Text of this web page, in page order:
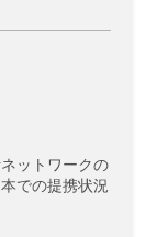
ットワークの
での提携状況